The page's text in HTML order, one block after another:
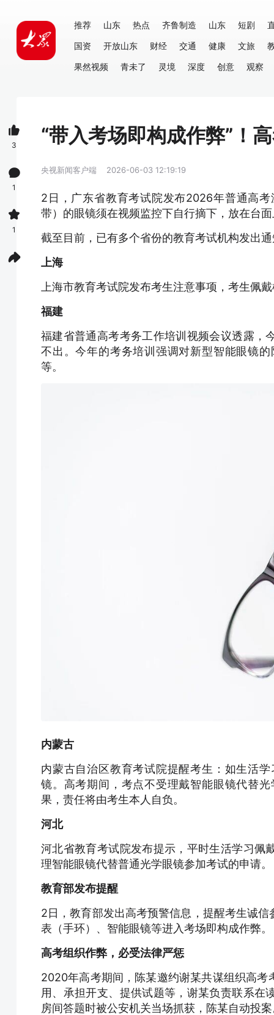
推荐 山东 热点 齐鲁制造 山东 短剧
国资
开放山东 财经 交通 健康 文旅
果然视频
青未了 灵境 深度 创意 观察
“带入考场即构成作弊”！
央视新闻客户端 2026-06-03 12:19:19
2日，广东省教育考试院发布2026年普通高
带）的眼镜须在视频监控下自行摘下，放在台
截至目前，已有多个省份的教育考试机构发出
上海
上海市教育考试院发布考生注意事项，考生佩
福建
福建省普通高考考务工作培训视频会议透露，
不出。今年的考务培训强调对新型智能眼镜
等。
内蒙古
内蒙古自治区教育考试院提醒考生：如生活
镜。高考期间，考点不受理戴智能眼镜代替
果，责任将由考生本人自负。
河北
河北省教育考试院发布提示，平时生活学习佩
理智能眼镜代替普通光学眼镜参加考试的申请。
教育部发布提醒
2日，教育部发出高考预警信息，提醒考生诚
表（手环）、智能眼镜等进入考场即构成作弊。
高考组织作弊，必受法律严惩
2020年高考期间，陈某邀约谢某共谋组织高
用、承担开支、提供试题等，谢某负责联系在
房间答题时被公安机关当场抓获，陈某自动投
3
1
1